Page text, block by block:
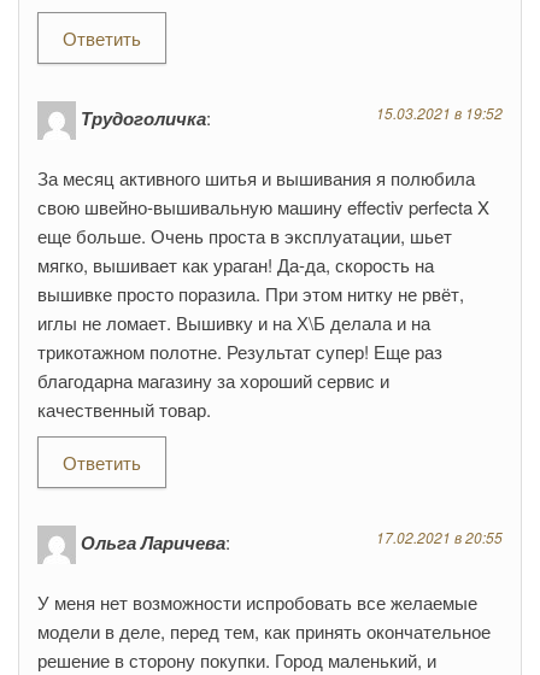
Ответить
Трудоголичка: 15.03.2021 в 19:52
За месяц активного шитья и вышивания я полюбила
свою швейно-вышивальную машину effectiv perfecta X
еще больше. Очень проста в эксплуатации, шьет
мягко, вышивает как ураган! Да-да, скорость на
вышивке просто поразила. При этом нитку не рвёт,
иглы не ломает. Вышивку и на Х\Б делала и на
трикотажном полотне. Результат супер! Еще раз
благодарна магазину за хороший сервис и
качественный товар.
Ответить
Ольга Ларичева: 17.02.2021 в 20:55
У меня нет возможности испробовать все желаемые
модели в деле, перед тем, как принять окончательное
решение в сторону покупки. Город маленький, и